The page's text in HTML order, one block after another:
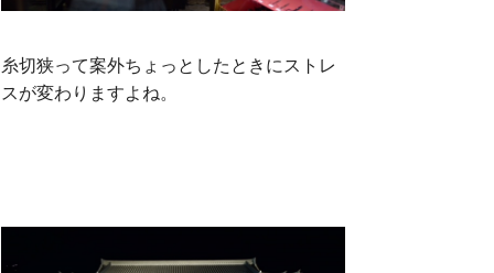
糸切狭って案外ちょっとしたときにストレ
スが変わりますよね。